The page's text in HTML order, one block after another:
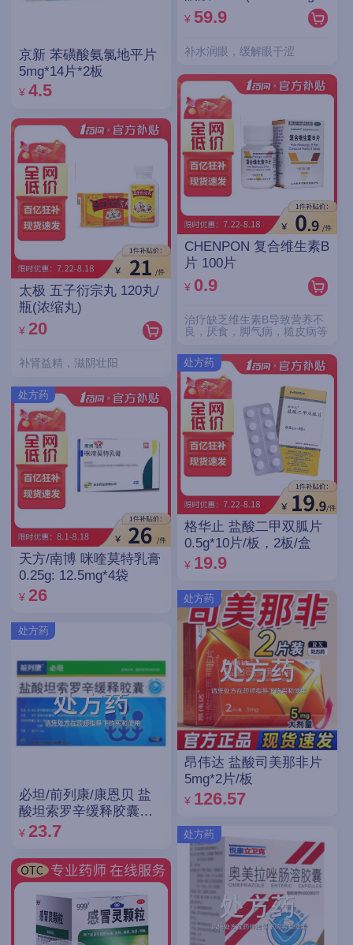
京新 苯磺酸氨氯地平片
5mg*14片*2板
¥ 4.5
太极 五子衍宗丸 120丸/
瓶(浓缩丸)
¥ 20
补肾益精，滋阴壮阳
处方药
天方/南博 咪喹莫特乳膏
0.25g: 12.5mg*4袋
¥ 26
处方药
必坦/前列康/康恩贝 盐
酸坦索罗辛缓释胶囊
0.2mg*14粒
¥ 23.7
支(OTC)
¥ 59.9
补水润眼，缓解眼干涩
CHENPON 复合维生素B
片 100片
¥ 0.9
治疗缺乏维生素B导致营养不
良，厌食，脚气病，糙皮病等
处方药
格华止 盐酸二甲双胍片
0.5g*10片/板，2板/盒
¥ 19.9
处方药
昂伟达 盐酸司美那非片
5mg*2片/板
¥ 126.57
处方药